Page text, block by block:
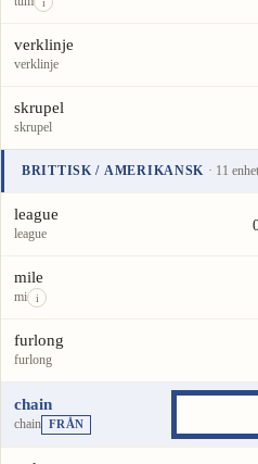
verklinje
verklinje
skrupel
skrupel
BRITTISK / AMERIKANSK · 11
Enhet
league
league
mile
mi i
furlong
furlong
chain
chain FRÅN